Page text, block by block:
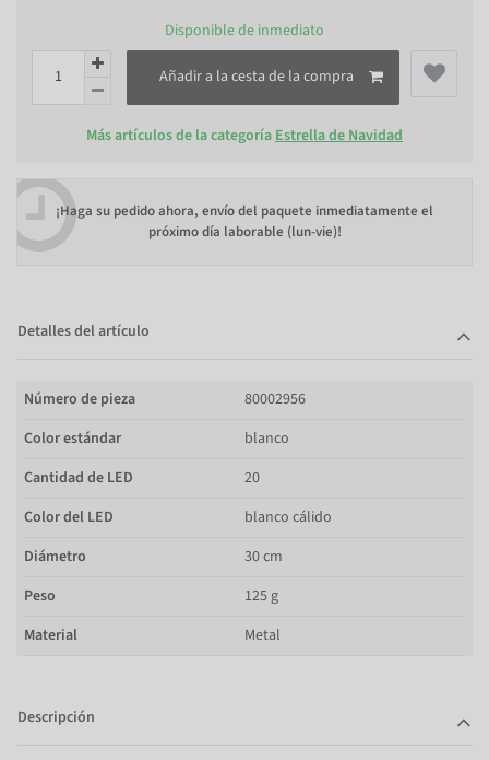
Disponible de inmediato
Añadir a la cesta de la compra
Más artículos de la categoría Estrella de Navidad
¡Haga su pedido ahora, envío del paquete inmediatamente el
próximo día laborable (lun-vie)!
Detalles del artículo
Número de pieza
80002956
Color estándar
blanco
Cantidad de LED
20
Color del LED
blanco cálido
Diámetro
30 cm
Peso
125 g
Material
Metal
Descripción